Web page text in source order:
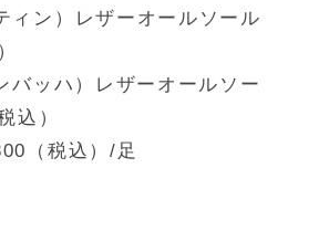
ィン）レザーオールソール
ッハ）レザーオールソー
込）
（税込）/足